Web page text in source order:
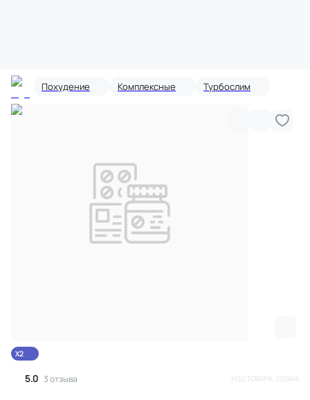
Похудение Комплексные Турбослим
5.0 3отзыва
X2